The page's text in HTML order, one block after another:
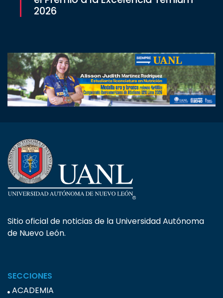
2026
Sitio oficial de noticias de la Universidad Autónoma
de Nuevo León.
SECCIONES
ACADEMIA